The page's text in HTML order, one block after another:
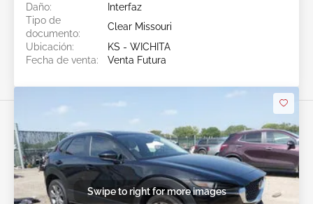
Daño:
Interfaz
Tipo de
documento:
Clear Missouri
Ubicación:
KS - WICHITA
Fecha de venta:
Venta Futura
Swipe to right for more images